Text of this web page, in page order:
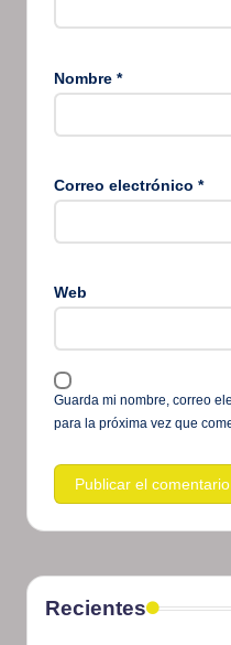
Nombre *
Correo electrónico *
Web
Guarda mi nombre, correo
para la próxima vez que
Recientes